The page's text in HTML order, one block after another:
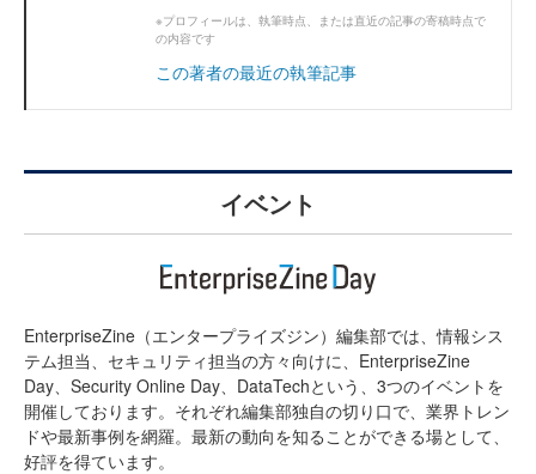
※プロフィールは、執筆時点、または直近の記事の寄稿時点で
の内容です
この著者の最近の執筆記事
イベント
EnterpriseZine（エンタープライズジン）編集部では、情報シス
テム担当、セキュリティ担当の方々向けに、EnterpriseZine
Day、Security Online Day、DataTechという、3つのイベントを
開催しております。それぞれ編集部独自の切り口で、業界トレン
ドや最新事例を網羅。最新の動向を知ることができる場として、
好評を得ています。